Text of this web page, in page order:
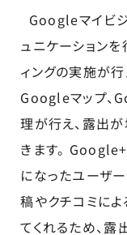
Googleマイビ
ュニケーション
ィングの実施が
Googleマップ、
理が行え、露出
きます。
になったユーザ
稿やクチコミに
てくれるため、露